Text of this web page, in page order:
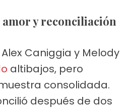
amor y reconciliación
Caniggia y Melody
altibajos, pero
consolidada.
después de dos